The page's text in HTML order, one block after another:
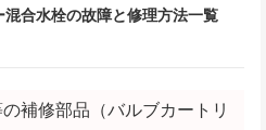
混合水栓の故障と修理方法一覧
補修部品（バルブカートリ